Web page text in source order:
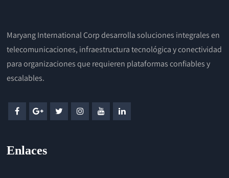
Maryang International Corp desarrolla soluciones integrales en
telecomunicaciones, infraestructura tecnológica y conectividad
para organizaciones que requieren plataformas confiables y
escalables.
Enlaces